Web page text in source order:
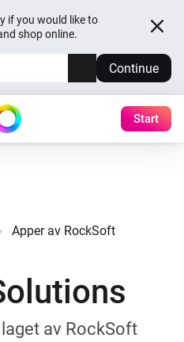
if you would like to
shop online.
Continue
Start
Apper av RockSoft
av RockSoft